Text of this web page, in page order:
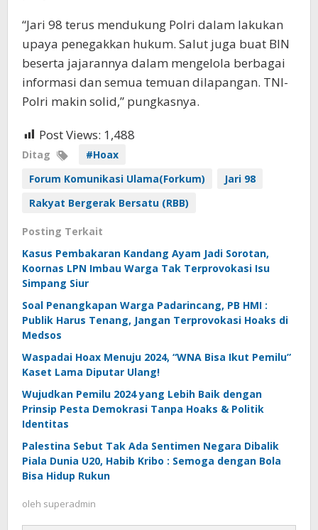
“Jari 98 terus mendukung Polri dalam lakukan
upaya penegakkan hukum. Salut juga buat BIN
beserta jajarannya dalam mengelola berbagai
informasi dan semua temuan dilapangan. TNI-
Polri makin solid,” pungkasnya.
Post Views: 1,488
Ditag
#Hoax
Forum Komunikasi Ulama(Forkum)
Jari 98
Rakyat Bergerak Bersatu (RBB)
Posting Terkait
Kasus Pembakaran Kandang Ayam Jadi Sorotan,
Koornas LPN Imbau Warga Tak Terprovokasi Isu
Simpang Siur
Soal Penangkapan Warga Padarincang, PB HMI :
Publik Harus Tenang, Jangan Terprovokasi Hoaks di
Medsos
Waspadai Hoax Menuju 2024, “WNA Bisa Ikut Pemilu”
Kaset Lama Diputar Ulang!
Wujudkan Pemilu 2024 yang Lebih Baik dengan
Prinsip Pesta Demokrasi Tanpa Hoaks & Politik
Identitas
Palestina Sebut Tak Ada Sentimen Negara Dibalik
Piala Dunia U20, Habib Kribo : Semoga dengan Bola
Bisa Hidup Rukun
oleh superadmin